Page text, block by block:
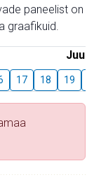
paneelist on
graafikuid.
Juuli
17 18 19